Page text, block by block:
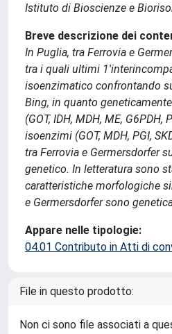
Istituto di Bioscienze e
Breve descrizione dei
In Puglia, tra Ferrovia e
tra i quali ultimi
isoenzimatico confrontando
Bing, in quanto
(GOT, IDH, MDH, ME,
isoenzimi (GOT, MDH, PGI,
tra Ferrovia e Germersdorfer
genetico. In letteratura sono
caratteristiche morfologiche
e Germersdorfer sono
Appare nelle tipologie:
04.01 Contributo in Atti di
File in questo prodotto:
Non ci sono file associati a